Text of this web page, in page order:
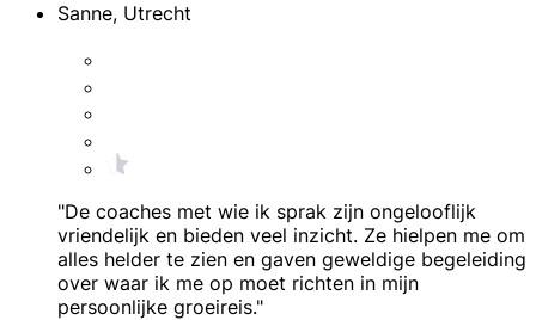
Sanne, Utrecht
"De coaches met wie ik sprak zijn ongelooflijk
vriendelijk en bieden veel inzicht. Ze hielpen me om
alles helder te zien en gaven geweldige begeleiding
over waar ik me op moet richten in mijn
persoonlijke groeireis."